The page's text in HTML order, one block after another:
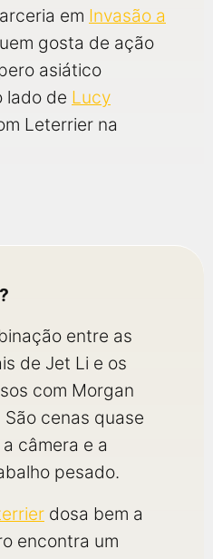
em Invasão a
gosta de ação
asiático
lado de Lucy
Leterrier na
entre as
de Jet Li e os
com Morgan
cenas quase
câmera e a
pesado.
dosa bem a
encontra um